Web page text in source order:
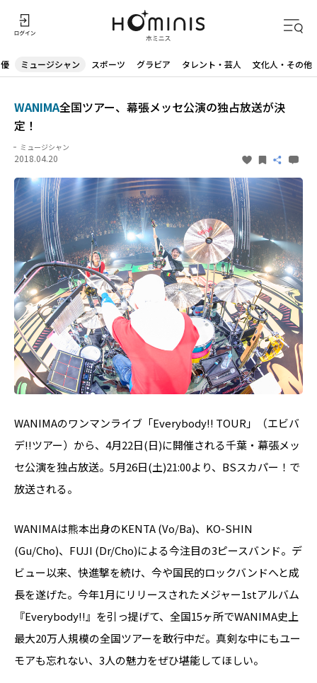
ミュージシャン スポーツ グラビア タレント・芸人 文化人・その他
WANIMA全国ツアー、幕張メッセ公演の独占放送が決
定！
ミュージシャン
2018.04.20
WANIMAのワンマンライブ「Everybody!! TOUR」（エビバ
デ!!ツアー）から、4月22日(日)に開催される千葉・幕張メッ
セ公演を独占放送。5月26日(土)21:00より、BSスカパー！で
放送される。
WANIMAは熊本出身のKENTA (Vo/Ba)、KO-SHIN
(Gu/Cho)、FUJI (Dr/Cho)による今注目の3ピースバンド。デ
ビュー以来、快進撃を続け、今や国民的ロックバンドへと成
長を遂げた。今年1月にリリースされたメジャー1stアルバム
『Everybody!!』を引っ提げて、全国15ヶ所でWANIMA史上
最大20万人規模の全国ツアーを敢行中だ。真剣な中にもユー
モアも忘れない、3人の魅力をぜひ堪能してほしい。